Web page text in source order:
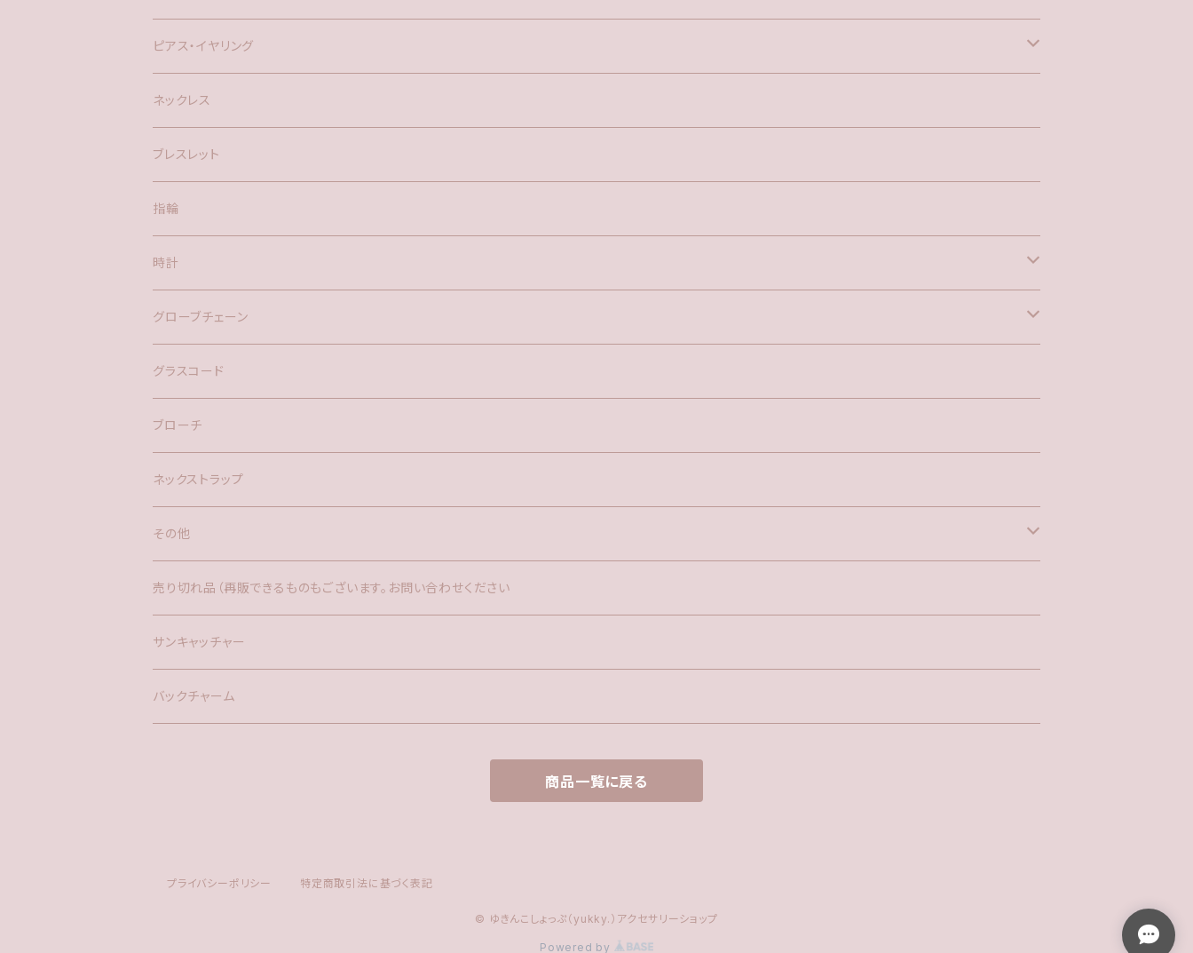
ピアス・イヤリング
silver925
アメリカン
ポスト
ネックレス
ブレスレット
指輪
時計
バックチャーム
ネックレス
グローブチェーン
バックチャーム
グラスコード
ブローチ
ネックストラップ
その他
バックチャーム
時計
ファー
サンキャッチャー
売り切れ品（再販できるものもございます。お問い合わせください
サンキャッチャー
バックチャーム
商品一覧に戻る
プライバシーポリシー 特定商取引法に基づく表記
© ゆきんこしょっぷ（yukky.）アクセサリーショップ
Powered by